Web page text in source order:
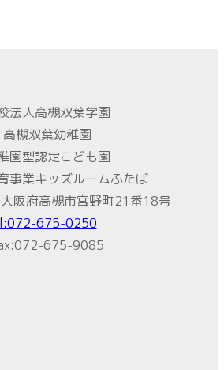
法人高槻双葉学園
高槻双葉幼稚園
園型認定こども園
事業キッズルームふたば
阪府高槻市宮野町21番18号
675-0250
675-9085